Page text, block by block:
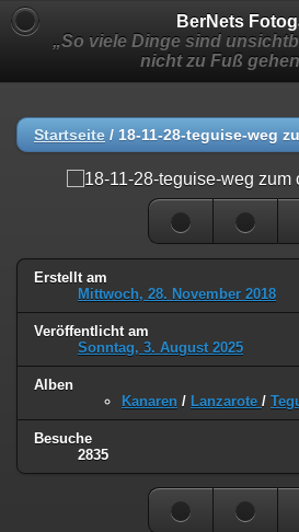
BerNets
„So viele Dinge sind
nicht zu Fuß
Startseite / 18-11-28-teguise-weg
Erstellt am
Mittwoch, 28. November 2018
Veröffentlicht am
Sonntag, 3. August 2025
Alben
Kanaren / Lanzarote /
Besuche
2835